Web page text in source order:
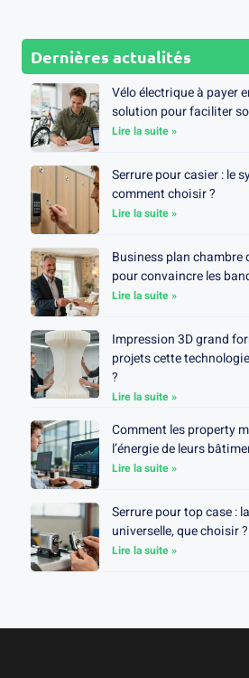
Dernières actualités
Vélo électrique à payer
solution pour faciliter
Lire la suite »
Serrure pour casier : le
comment choisir ?
Lire la suite »
Business plan chambre
pour convaincre les
Lire la suite »
Impression 3D grand
projets cette
?
Lire la suite »
Comment les property
l’énergie de leurs
Lire la suite »
Serrure pour top case :
universelle, que choisir ?
Lire la suite »